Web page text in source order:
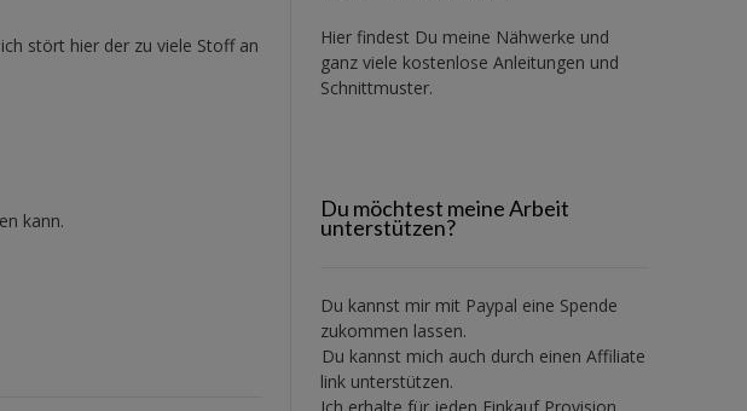
stört hier der zu viele Stoff an
kann.
Hier findest Du meine Nähwerke und
ganz viele kostenlose Anleitungen und
Schnittmuster.
Du möchtest meine Arbeit
unterstützen?
Du kannst mir mit Paypal eine Spende
zukommen lassen.
Du kannst mich auch durch einen Affiliate
link unterstützen.